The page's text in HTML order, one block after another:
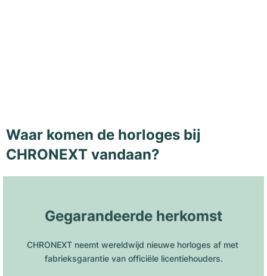
Waar komen de horloges bij
CHRONEXT vandaan?
Gegarandeerde herkomst
CHRONEXT neemt wereldwijd nieuwe horloges af met
fabrieksgarantie van officiële licentiehouders.